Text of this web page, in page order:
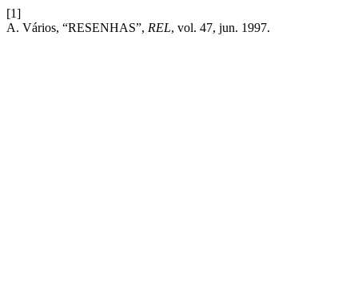
[1]
A. Vários, “RESENHAS”, REL, vol. 47, jun. 1997.